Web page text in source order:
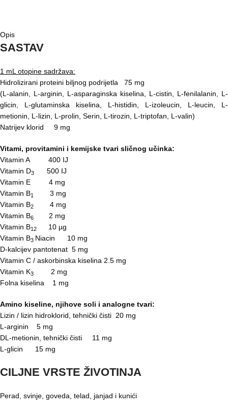
Opis
SASTAV
1 mL otopine sadržava:
Hidrolizirani proteini biljnog podrijetla 75 mg
(L-alanin, L-arginin, L-asparaginska kiselina, L-cistin, L-fenilalanin, L-
glicin, L-glutaminska kiselina, L-histidin, L-izoleucin, L-leucin, L-
metionin, L-lizin, L-prolin, Serin, L-tirozin, L-triptofan, L-valin)
Natrijev klorid 9 mg
Vitami, provitamini i kemijske tvari sličnog učinka:
Vitamin A 400 IJ
Vitamin D3
500 IJ
Vitamin E 4 mg
Vitamin B1
3 mg
Vitamin B2
4 mg
Vitamin B6
2 mg
Vitamin B12
10 µg
Vitamin B3 Niacin 10 mg
D-kalcijev pantotenat 5 mg
Vitamin C / askorbinska kiselina 2.5 mg
Vitamin K3
2 mg
Folna kiselina 1 mg
Amino kiseline, njihove soli i analogne tvari:
Lizin / lizin hidroklorid, tehnički čisti 20 mg
L-arginin 5 mg
DL-metionin, tehnički čisti 11 mg
L-glicin 15 mg
CILJNE VRSTE ŽIVOTINJA
Perad, svinje, goveda, telad, janjad i kunići